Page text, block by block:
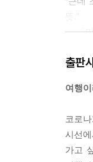
--- 「
부엌
우리
말하
골목
출판
여행
코로
시선
가고